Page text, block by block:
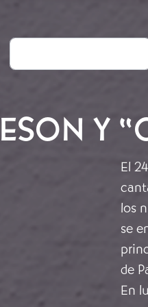
Search
Y
El
los
se
de
En